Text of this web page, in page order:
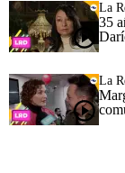
La
35
La